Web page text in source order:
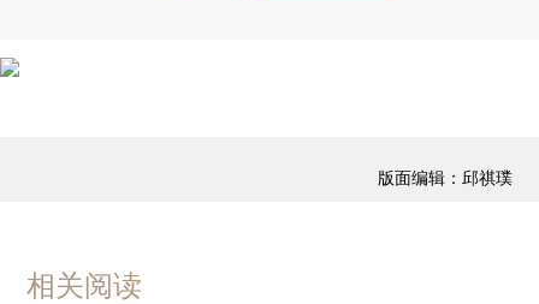
版面编辑：邱祺璞
相关阅读